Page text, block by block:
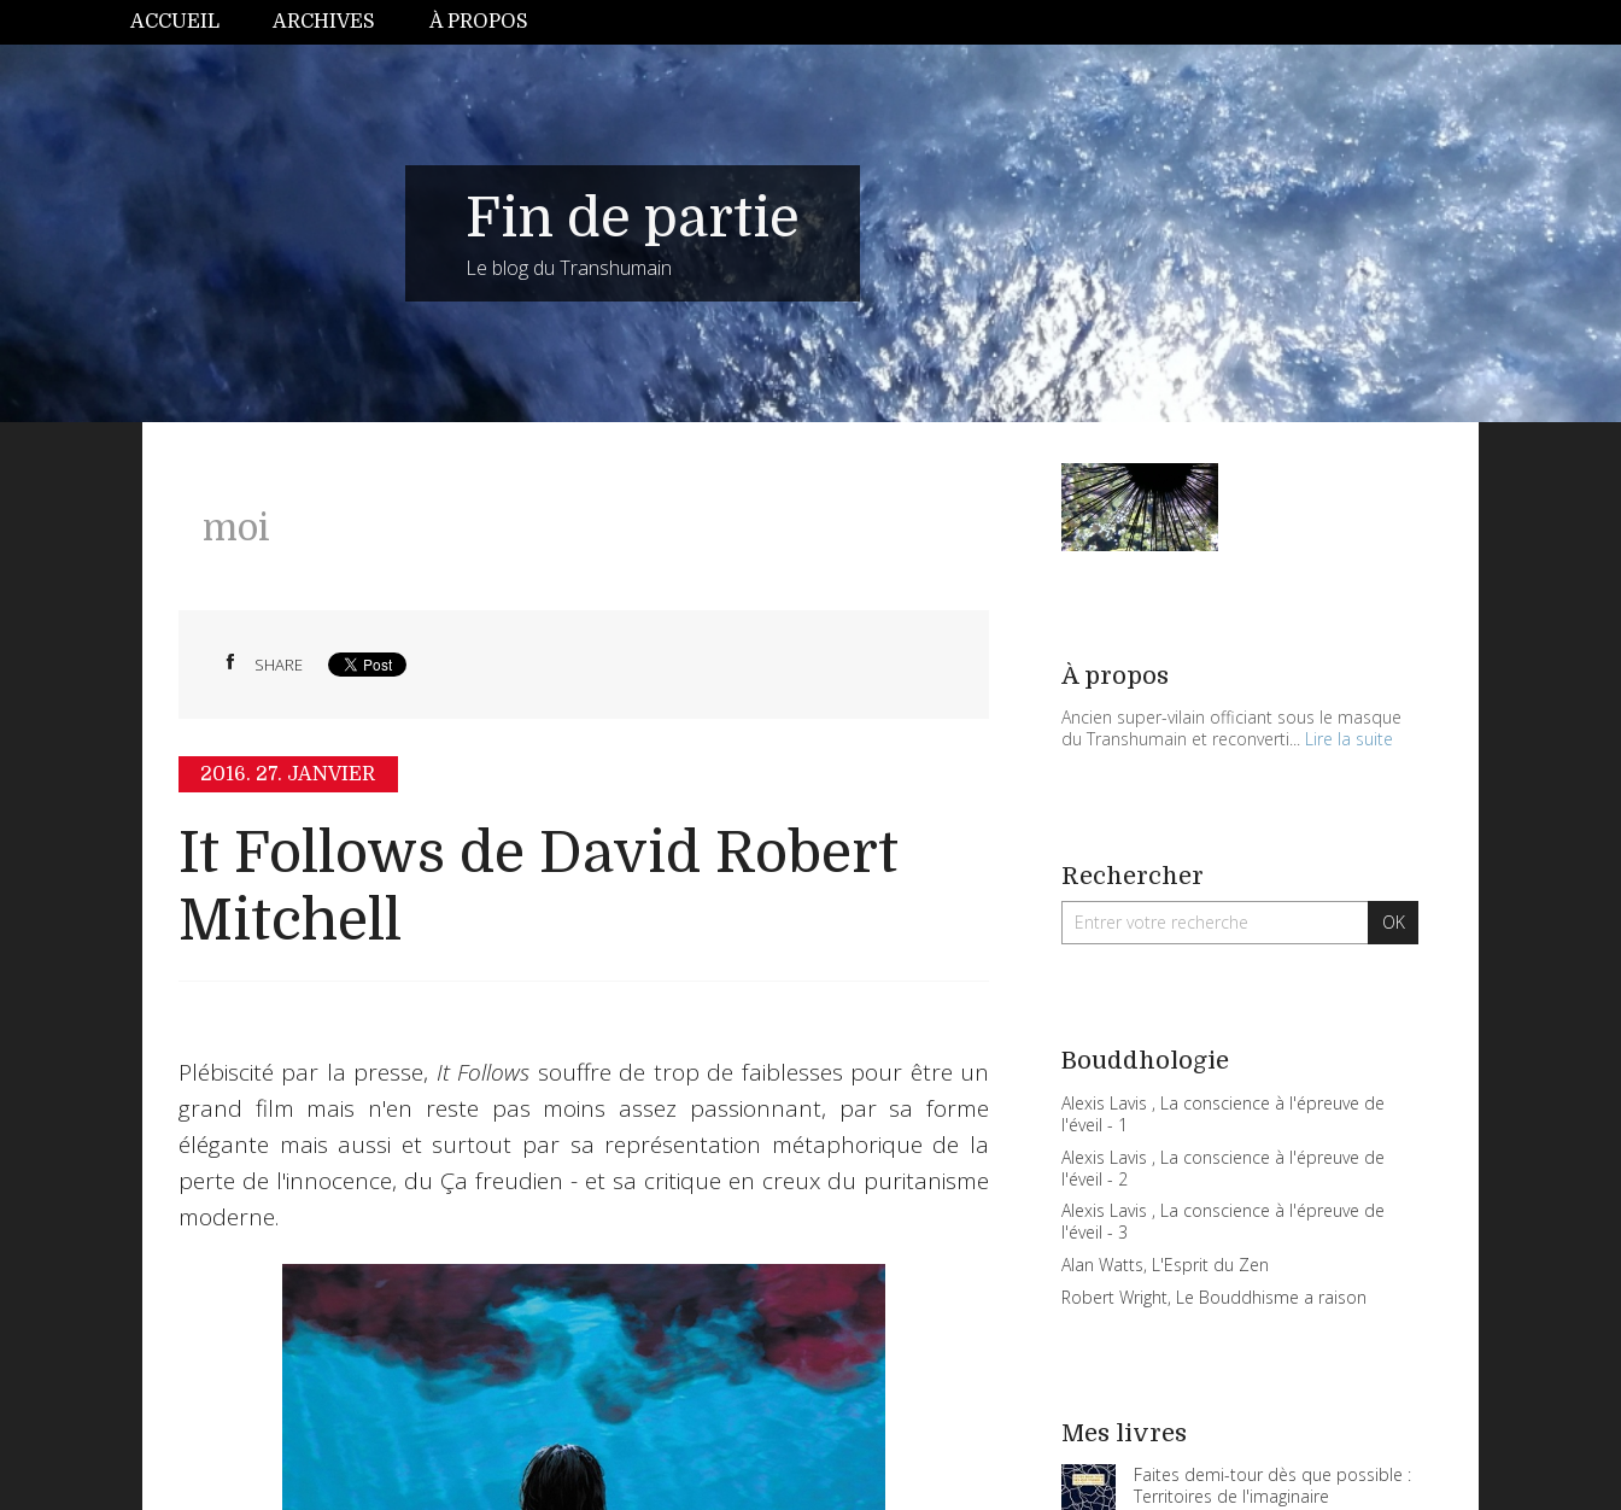
ACCUEIL ARCHIVES À PROPOS
Fin de partie
Le blog du Transhumain
moi
SHARE
2016. 27. JANVIER
It Follows de David Robert
Mitchell
Plébiscité par la presse, It Follows souffre de trop de faiblesses pour être un
grand film mais n'en reste pas moins assez passionnant, par sa forme
élégante mais aussi et surtout par sa représentation métaphorique de la
perte de l'innocence, du Ça freudien - et sa critique en creux du puritanisme
moderne.
À propos
Ancien super-vilain officiant sous le masque
du Transhumain et reconverti... Lire la suite
Rechercher
Bouddhologie
Alexis Lavis , La conscience à l'épreuve de
l'éveil - 1
Alexis Lavis , La conscience à l'épreuve de
l'éveil - 2
Alexis Lavis , La conscience à l'épreuve de
l'éveil - 3
Alan Watts, L'Esprit du Zen
Robert Wright, Le Bouddhisme a raison
Mes livres
Faites demi-tour dès que possible :
Territoires de l'imaginaire